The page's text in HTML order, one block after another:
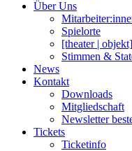
Über Uns
Spielorte
[theater | objekt]
Stimmen &
News
Kontakt
Downloads
Mitgliedschaft
Newsletter
Tickets
Ticketinfo